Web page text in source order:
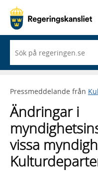
du
börjar
skriva
framträder
en
lista
med
sökförslag
Pressmeddelande från
Ändringar i
vissa